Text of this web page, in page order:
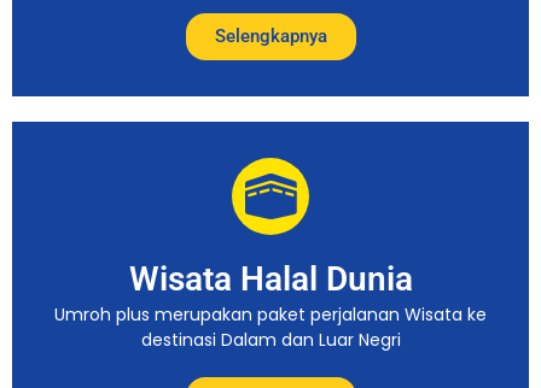
Selengkapnya
Wisata Halal Dunia
Umroh plus merupakan paket perjalanan Wisata ke
destinasi Dalam dan Luar Negri